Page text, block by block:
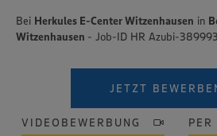
Bei Herkules E-Center Witzenhausen in
Witzenhausen - Job-ID HR Azubi-389993
JETZT
VIDEOBEWERBUNG PER